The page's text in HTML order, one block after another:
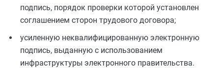
подпись, порядок проверки которой установлен
соглашением сторон трудового договора;
усиленную неквалифицированную электронную
подпись, выданную с использованием
инфраструктуры электронного правительства.